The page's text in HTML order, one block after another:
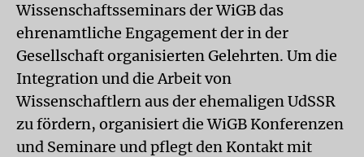
Wissenschaftsseminars der WiGB das
ehrenamtliche Engagement der in der
Gesellschaft organisierten Gelehrten. Um die
Integration und die Arbeit von
Wissenschaftlern aus der ehemaligen UdSSR
zu fördern, organisiert die WiGB Konferenzen
und Seminare und pflegt den Kontakt mit